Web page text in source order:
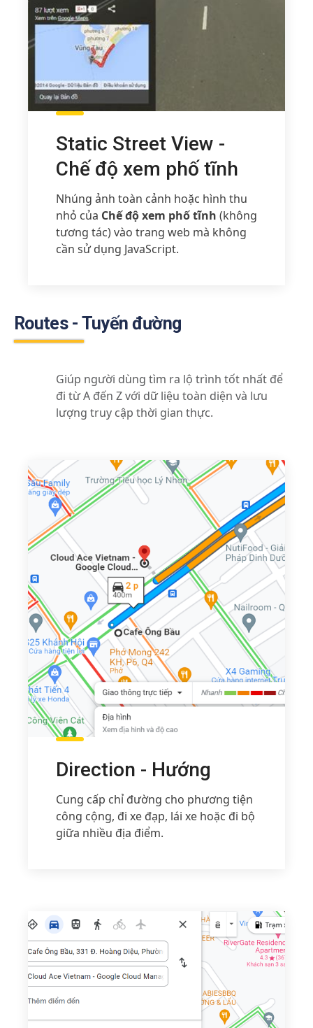
Static Street View -
Chế độ xem phố tĩnh
Nhúng ảnh toàn cảnh hoặc hình thu
nhỏ của Chế độ xem phố tĩnh (không
tương tác) vào trang web mà không
cần sử dụng JavaScript.
Routes - Tuyến đường
Giúp người dùng tìm ra lộ trình tốt nhất để
đi từ A đến Z với dữ liệu toàn diện và lưu
lượng truy cập thời gian thực.
Direction - Hướng
Cung cấp chỉ đường cho phương tiện
công cộng, đi xe đạp, lái xe hoặc đi bộ
giữa nhiều địa điểm.